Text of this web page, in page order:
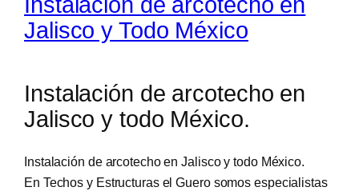
Jalisco y Todo México
Instalación de arcotecho en
Jalisco y todo México.
Instalación de arcotecho en Jalisco y todo México.
En Techos y Estructuras el Guero somos especialistas